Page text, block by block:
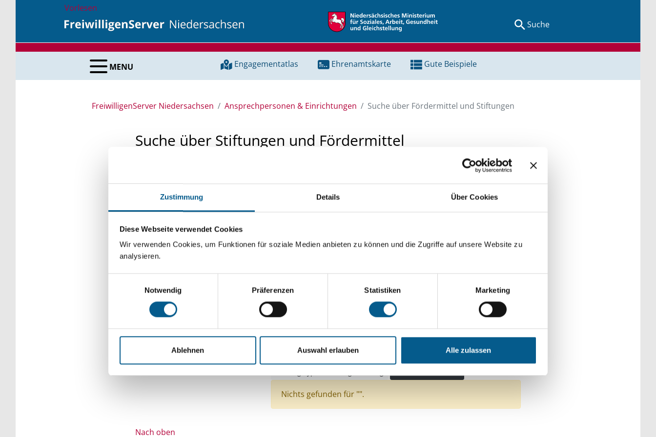
Zustimmung Details Über Cookies
Diese Webseite verwendet Cookies
Wir verwenden Cookies, um Funktionen für soziale Medien anbieten zu können und die Zugriffe auf unsere Website zu
analysieren.
Notwendig
Präferenzen Statistiken Marketing
Ablehnen Auswahl erlauben Alle zulassen
Vorlesen
Suche
MENU Engagementatlas Ehrenamtskarte Gute Beispiele
FreiwilligenServer Niedersachsen Ansprechpersonen & Einrichtungen Suche über Fördermittel und Stiftungen
Suche über Stiftungen und Fördermittel
Sie suchen finanzielle Unterstützung für ein Projekt oder ein Vorhaben? Hier können Sie direkt über
unsere Fördermitteldatenbank und Stiftungsdatenbank recherchieren. Bei der Suche bitte die Groß- und
Kleinschreibung beachten.
Bitte Suchbegriff eingeben. Ergebnisse können durch die Wahl von Bereichen oder Kategorien
verfeinert werden.
Suchen
Aktive Filter:
Themen: Wohlfahrtswesen
Themen: Gesundheitswesen
Themen: Integration
Themen: Kinder, Jugendliche & Familie
Nichts gefunden für "".
Nach oben